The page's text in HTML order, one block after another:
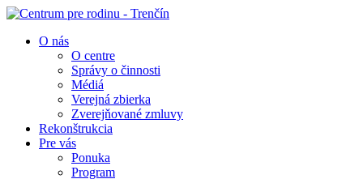
O nás
O centre
Správy o činnosti
Médiá
Verejná zbierka
Zverejňované zmluvy
Rekonštrukcia
Pre vás
Ponuka
Program